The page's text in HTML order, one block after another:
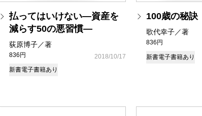
払ってはいけない―資産を
減らす50の悪習慣―
荻原博子／著
836円
2018/10/17
新書電子書籍あり
100歳の秘訣
歌代幸子／著
836円
新書電子書籍あり